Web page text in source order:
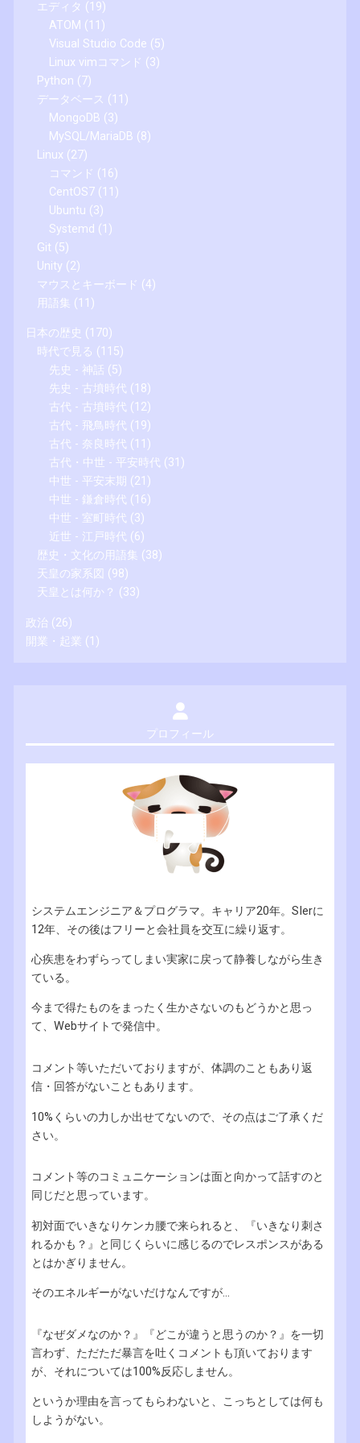
エディタ (19)
ATOM (11)
Visual Studio Code (5)
Linux vimコマンド (3)
Python (7)
データベース (11)
MongoDB (3)
MySQL/MariaDB (8)
Linux (27)
コマンド (16)
CentOS7(11)
Ubuntu (3)
Systemd (1)
Git (5)
Unity (2)
マウスとキーボード (4)
用語集 (11)
日本の歴史 (170)
時代で見る (115)
先史 - 神話 (5)
先史 - 古墳時代 (18)
古代 - 古墳時代 (12)
古代 - 飛鳥時代 (19)
古代 - 奈良時代 (11)
古代・中世 - 平安時代 (31)
中世 - 平安末期 (21)
中世 - 鎌倉時代 (16)
中世 - 室町時代 (3)
近世 - 江戸時代 (6)
歴史・文化の用語集 (38)
天皇の家系図 (98)
天皇とは何か？ (33)
政治 (26)
開業・起業 (1)
プロフィール
システムエンジニア＆プログラマ。キャリア20年。SIerに
12年、その後はフリーと会社員を交互に繰り返す。
心疾患をわずらってしまい実家に戻って静養しながら生き
ている。
今まで得たものをまったく生かさないのもどうかと思っ
て、Webサイトで発信中。
コメント等いただいておりますが、体調のこともあり返
信・回答がないこともあります。
10%くらいの力しか出せてないので、その点はご了承くだ
さい。
コメント等のコミュニケーションは面と向かって話すのと
同じだと思っています。
初対面でいきなりケンカ腰で来られると、『いきなり刺さ
れるかも？』と同じくらいに感じるのでレスポンスがある
とはかぎりません。
そのエネルギーがないだけなんですが...
『なぜダメなのか？』『どこが違うと思うのか？』を一切
言わず、ただただ暴言を吐くコメントも頂いております
が、それについては100%反応しません。
というか理由を言ってもらわないと、こっちとしては何も
しようがない。